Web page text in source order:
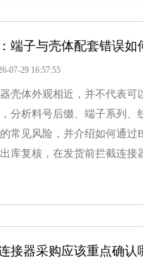
端子与壳体配套错误如
07-29 16:57:55
壳体外观相近，并不代表可
分析料号后缀、端子系列、
常见风险，并介绍如何通过
库复核，在发货前拦截连接
接器采购应该重点确认